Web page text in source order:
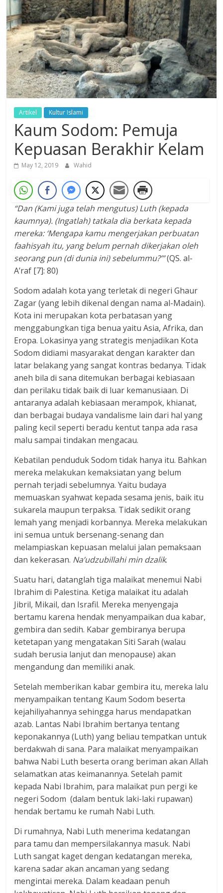
Dzikir,
Fikir,
Ikhtiar
Artikel Kultur Islami
Kaum Sodom: Pemuja
Kepuasan Berakhir Kelam
May 12, 2019 Wahid
“Dan (Kami juga telah mengutus) Luth (kepada
kaumnya). (Ingatlah) tatkala dia berkata kepada
mereka: ‘Mengapa kamu mengerjakan perbuatan
faahisyah itu, yang belum pernah dikerjakan oleh
seorang pun (di dunia ini) sebelummu?’”(QS. al-
A’raf [7]: 80)
Sodom adalah kota yang terletak di negeri Ghaur
Zagar (yang lebih dikenal dengan nama al-Madain).
Kota ini merupakan kota perbatasan yang
menggabungkan tiga benua yaitu Asia, Afrika, dan
Eropa. Lokasinya yang strategis menjadikan Kota
Sodom didiami masyarakat dengan karakter dan
latar belakang yang sangat kontras bedanya. Tidak
aneh bila di sana ditemukan berbagai kebiasaan
dan perilaku tidak baik di luar kemanusiaan. Di
antaranya adalah kebiasaan merampok, khianat,
dan berbagai budaya vandalisme lain dari hal yang
paling kecil seperti beradu kentut tanpa ada rasa
malu sampai tindakan mengacau.
Kebatilan penduduk Sodom tidak hanya itu. Bahkan
mereka melakukan kemaksiatan yang belum
pernah terjadi sebelumnya. Yaitu budaya
memuaskan syahwat kepada sesama jenis, baik itu
sukarela maupun terpaksa. Tidak sedikit orang
lemah yang menjadi korbannya. Mereka melakukan
ini semua untuk bersenang-senang dan
melampiaskan kepuasan melalui jalan pemaksaan
dan kekerasan. Na’udzubillahi min dzalik.
Suatu hari, datanglah tiga malaikat menemui Nabi
Ibrahim di Palestina. Ketiga malaikat itu adalah
Jibril, Mikail, dan Israfil. Mereka menyengaja
bertamu karena hendak menyampaikan dua kabar,
gembira dan sedih. Kabar gembiranya berupa
ketetapan yang mengatakan Siti Sarah (walau
sudah berusia lanjut dan menopause) akan
mengandung dan memiliki anak.
Setelah memberikan kabar gembira itu, mereka lalu
menyampaikan tentang Kaum Sodom beserta
kejahiliyahannya sehingga harus mendapatkan
azab. Lantas Nabi Ibrahim bertanya tentang
keponakannya (Luth) yang beliau tempatkan untuk
berdakwah di sana. Para malaikat menyampaikan
bahwa Nabi Luth beserta orang beriman akan Allah
selamatkan atas keimanannya. Setelah pamit
kepada Nabi Ibrahim, para malaikat pun pergi ke
negeri Sodom (dalam bentuk laki-laki rupawan)
hendak bertamu ke rumah Nabi Luth.
Di rumahnya, Nabi Luth menerima kedatangan
para tamu dan mempersilakannya masuk. Nabi
Luth sangat kaget dengan kedatangan mereka,
karena sadar akan ancaman yang sedang
mengintai mereka. Dalam keadaan penuh